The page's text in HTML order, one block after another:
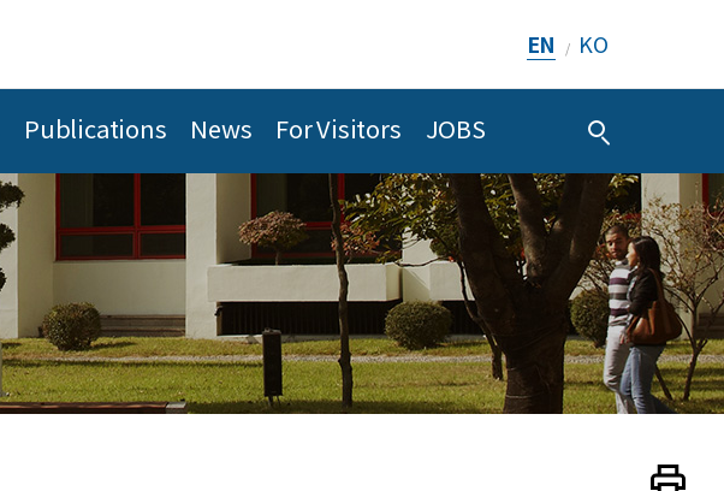
EN / KO
Publications News For Visitors JOBS
Print